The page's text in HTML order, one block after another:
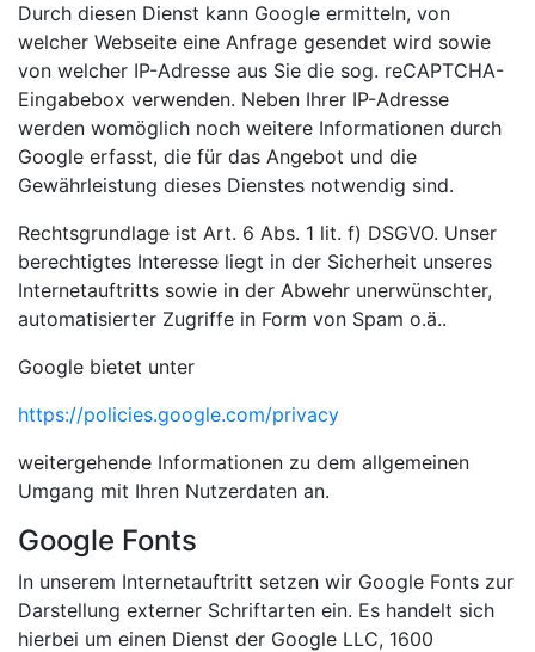
Durch diesen Dienst kann Google ermitteln, von
welcher Webseite eine Anfrage gesendet wird sowie
von welcher IP-Adresse aus Sie die sog. reCAPTCHA-
Eingabebox verwenden. Neben Ihrer IP-Adresse
werden womöglich noch weitere Informationen durch
Google erfasst, die für das Angebot und die
Gewährleistung dieses Dienstes notwendig sind.
Rechtsgrundlage ist Art. 6 Abs. 1 lit. f) DSGVO. Unser
berechtigtes Interesse liegt in der Sicherheit unseres
Internetauftritts sowie in der Abwehr unerwünschter,
automatisierter Zugriffe in Form von Spam o.ä..
Google bietet unter
https://policies.google.com/privacy
weitergehende Informationen zu dem allgemeinen
Umgang mit Ihren Nutzerdaten an.
Google Fonts
In unserem Internetauftritt setzen wir Google Fonts zur
Darstellung externer Schriftarten ein. Es handelt sich
hierbei um einen Dienst der Google LLC, 1600